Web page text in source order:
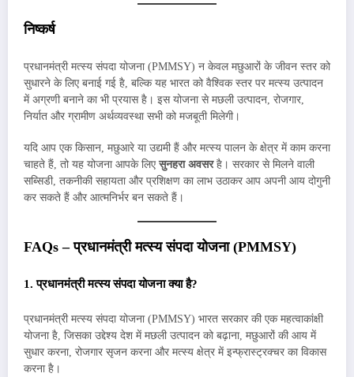
निष्कर्ष
प्रधानमंत्री मत्स्य संपदा योजना (PMMSY) न केवल मछुआरों के जीवन स्तर को
सुधारने के लिए बनाई गई है, बल्कि यह भारत को वैश्विक स्तर पर मत्स्य उत्पादन
में अग्रणी बनाने का भी प्रयास है। इस योजना से मछली उत्पादन, रोजगार,
निर्यात और ग्रामीण अर्थव्यवस्था सभी को मजबूती मिलेगी।
यदि आप एक किसान, मछुआरे या उद्यमी हैं और मत्स्य पालन के क्षेत्र में काम करना
चाहते हैं, तो यह योजना आपके लिएसुनहरा अवसरहै। सरकार से मिलने वाली
सब्सिडी, तकनीकी सहायता और प्रशिक्षण का लाभ उठाकर आप अपनी आय दोगुनी
कर सकते हैं और आत्मनिर्भर बन सकते हैं।
FAQs – प्रधानमंत्री मत्स्य संपदा योजना (PMMSY)
1. प्रधानमंत्री मत्स्य संपदा योजना क्या है?
प्रधानमंत्री मत्स्य संपदा योजना (PMMSY) भारत सरकार की एक महत्वाकांक्षी
योजना है, जिसका उद्देश्य देश में मछली उत्पादन को बढ़ाना, मछुआरों की आय में
सुधार करना, रोजगार सृजन करना और मत्स्य क्षेत्र में इन्फ्रास्ट्रक्चर का विकास
करना है।